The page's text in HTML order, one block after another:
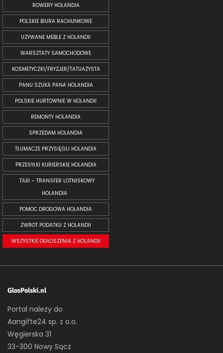
ROWERY HOLANDIA
POLSKIE BIURA RACHUNKOWE
UŻYWANE MEBLE Z HOLANDII
WARSZTATY SAMOCHODOWE
KOSMETYCZKI/FRYZJER/TATUAŻYSTA
PANU SZUKA PANA HOLANDIA
POLSKIE HURTOWNIE W HOLANDII
REMONTY HOLANDIA
SPRZEDAM HOLANDIA
TŁUMACZE PRZYSIĘGLI HOLANDIA
PRZESYŁKI KURIERSKIE HOLANDIA
TAXI – TRANSFER LOTNISKOWY
HOLANDIA
POMOC DROGOWA HOLANDIA
ZWROT PODATKU Z HOLANDII
WSZYSTKIE OGŁOSZENIA Z HOLANDII
GlosPolski.nl
Portal należy do
Aangifte24 sp. z o.o.
Węgierska 31
33-300 Nowy Sącz